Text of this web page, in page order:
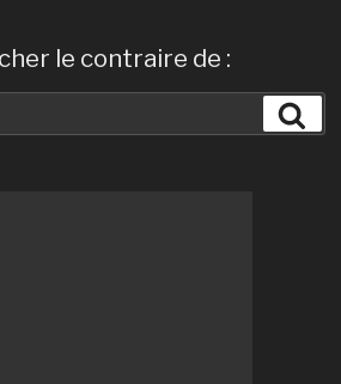
le contraire de :